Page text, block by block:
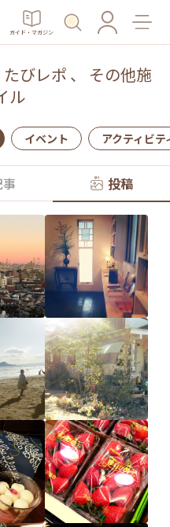
ガイド・マガジン
たびレポ 、 その他施
ル
イベント アクティビテ
投稿